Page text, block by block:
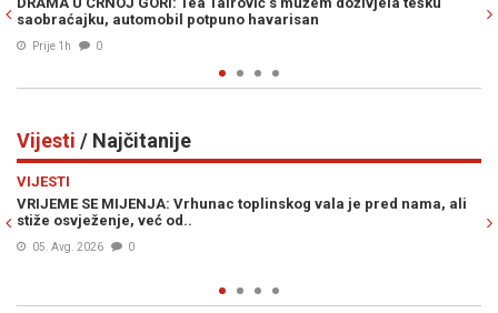
prekrižena, napravili su samo belaj"
Prije 1h
Vijesti / Najčitanije
ali
VIJESTI
ŠOKANTNE INFORMACIJE OSA-e: U BiH se nalaze dvije grupe
plaćenih UBICA, čekaju naredbe od...
05. Avg. 2026